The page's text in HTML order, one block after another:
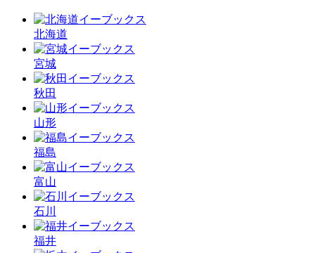
北海道
宮城
秋田
山形
福島
富山
石川
福井